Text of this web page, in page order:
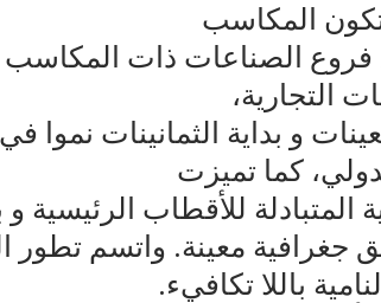
المكاسب
الصناعات ذات المكاسب
التجارية،
و بداية الثمانينات نموا
كما تميزت
المتبادلة للأقطاب
جغرافية معينة. واتسم تطور
باللا تكافيء.